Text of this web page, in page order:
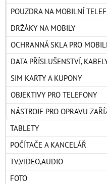
POUZDRA NA MOBILNÍ
DRŽÁKY NA MOBILY
OCHRANNÁ SKLA PRO
DATA PŘÍSLUŠENSTVÍ,
SIM KARTY A KUPONY
OBJEKTIVY PRO TELEFONY
NÁSTROJE PRO OPRAVU
TABLETY
POČÍTAČE A KANCELÁŘ
TV,VIDEO,AUDIO
FOTO